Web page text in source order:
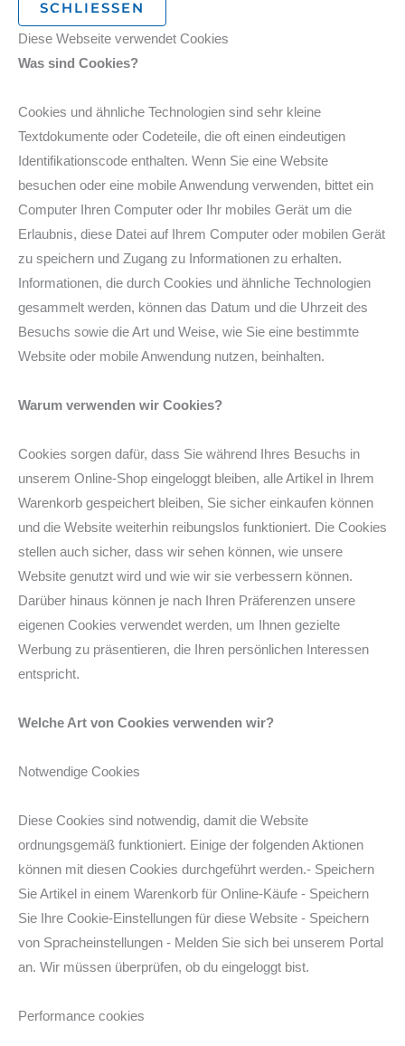
SCHLIESSEN
Diese Webseite verwendet Cookies
Was sind Cookies?
Cookies und ähnliche Technologien sind sehr kleine
Textdokumente oder Codeteile, die oft einen eindeutigen
Identifikationscode enthalten. Wenn Sie eine Website
besuchen oder eine mobile Anwendung verwenden, bittet ein
Computer Ihren Computer oder Ihr mobiles Gerät um die
Erlaubnis, diese Datei auf Ihrem Computer oder mobilen Gerät
zu speichern und Zugang zu Informationen zu erhalten.
Informationen, die durch Cookies und ähnliche Technologien
gesammelt werden, können das Datum und die Uhrzeit des
Besuchs sowie die Art und Weise, wie Sie eine bestimmte
Website oder mobile Anwendung nutzen, beinhalten.
Warum verwenden wir Cookies?
Cookies sorgen dafür, dass Sie während Ihres Besuchs in
unserem Online-Shop eingeloggt bleiben, alle Artikel in Ihrem
Warenkorb gespeichert bleiben, Sie sicher einkaufen können
und die Website weiterhin reibungslos funktioniert. Die Cookies
stellen auch sicher, dass wir sehen können, wie unsere
Website genutzt wird und wie wir sie verbessern können.
Darüber hinaus können je nach Ihren Präferenzen unsere
eigenen Cookies verwendet werden, um Ihnen gezielte
Werbung zu präsentieren, die Ihren persönlichen Interessen
entspricht.
Welche Art von Cookies verwenden wir?
Notwendige Cookies
Diese Cookies sind notwendig, damit die Website
ordnungsgemäß funktioniert. Einige der folgenden Aktionen
können mit diesen Cookies durchgeführt werden.- Speichern
Sie Artikel in einem Warenkorb für Online-Käufe - Speichern
Sie Ihre Cookie-Einstellungen für diese Website - Speichern
von Spracheinstellungen - Melden Sie sich bei unserem Portal
an. Wir müssen überprüfen, ob du eingeloggt bist.
Performance cookies